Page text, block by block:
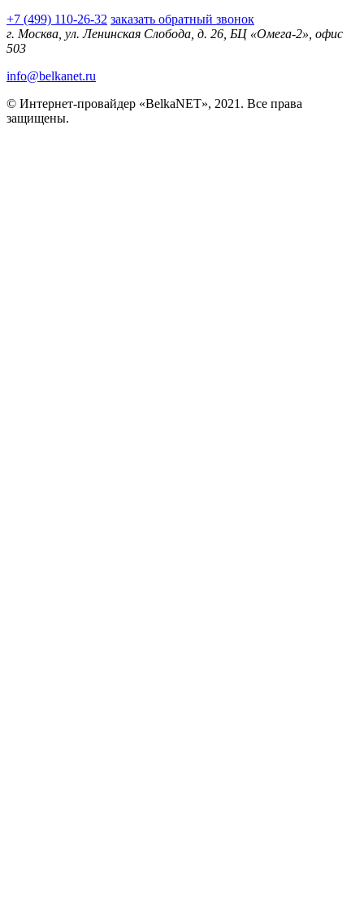
+7 (499) 110-26-32 заказать обратный звонок
г. Москва, ул. Ленинская Слобода, д. 26, БЦ «Омега-2», офис
503
info@belkanet.ru
© Интернет-провайдер «BelkaNET», 2021. Все права
защищены.